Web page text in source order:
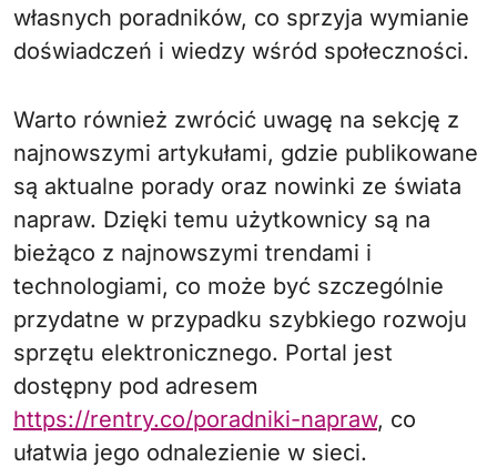
własnych poradników, co sprzyja wymianie
doświadczeń i wiedzy wśród społeczności.
Warto również zwrócić uwagę na sekcję z
najnowszymi artykułami, gdzie publikowane
są aktualne porady oraz nowinki ze świata
napraw. Dzięki temu użytkownicy są na
bieżąco z najnowszymi trendami i
technologiami, co może być szczególnie
przydatne w przypadku szybkiego rozwoju
sprzętu elektronicznego. Portal jest
dostępny pod adresem
https://rentry.co/poradniki-napraw, co
ułatwia jego odnalezienie w sieci.